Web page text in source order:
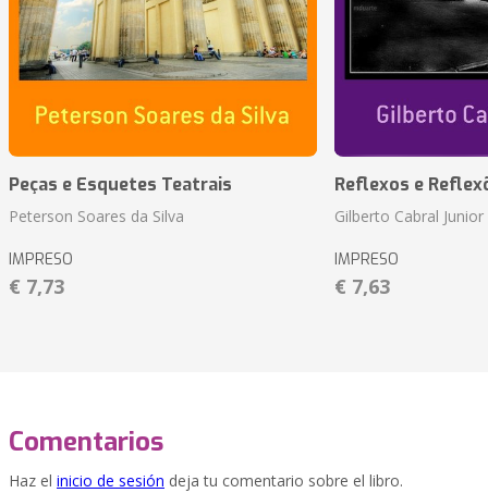
Peças e Esquetes Teatrais
Peterson Soares da Silva
IMPRESO
€ 7,73
Reflexos e
Gilberto Cabral Junior
IMPRESO
€ 7,63
Comentarios
Haz el inicio de sesión deja tu comentario sobre el libro.